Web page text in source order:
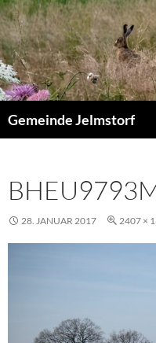
Zum
Inhalt
springen
Gemeinde Jelmstorf
28. JANUAR 2017 2407 ×